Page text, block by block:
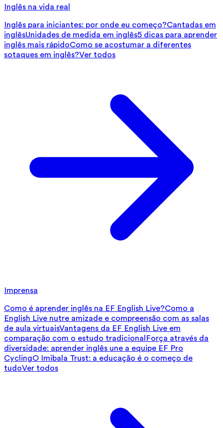
Inglês na vida real
Inglês para iniciantes: por onde eu começo?Cantadas em
inglêsUnidades de medida em inglês5 dicas para aprender
inglês mais rápidoComo se acostumar a diferentes
sotaques em inglês?Ver todos
Imprensa
Como é aprender inglês na EF English Live?Como a
English Live nutre amizade e compreensão com as salas
de aula virtuaisVantagens da EF English Live em
comparação com o estudo tradicional Força através da
diversidade: aprender inglês une a equipe EF Pro
CyclingO Imibala Trust: a educação é o começo de
tudoVer todos